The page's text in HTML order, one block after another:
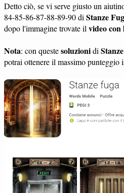
Detto ciò, se vi serve giusto un
84-85-86-87-88-89-90 di Stanze
dopo l'immagine trovate il video con
Nota: con questesoluzionidi
potrai ottenere il massimo punteggio